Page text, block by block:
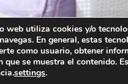
web utiliza cookies y/o
En general, estas
como usuario, obtener
que se muestra el contenido.
settings.